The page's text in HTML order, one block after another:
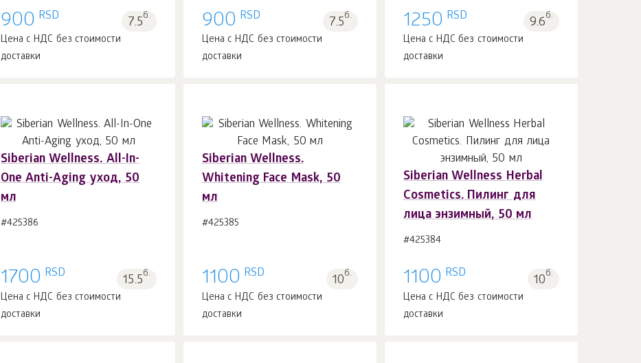
900 RSD 7.5б.
Цена с НДС без стоимости
доставки
900 RSD 7.5б.
Цена с НДС без стоимости
доставки
1250 RSD 9.6б.
Цена с НДС без стоимости
доставки
Siberian Wellness. All-In-
One Anti-Aging уход, 50
мл
#425386
1700 RSD 15.5б.
Цена с НДС без стоимости
доставки
Siberian Wellness.
Whitening Face Mask, 50
мл
#425385
1100 RSD 10б.
Цена с НДС без стоимости
доставки
Siberian Wellness Herbal
Cosmetics. Пилинг для
лица энзимный, 50 мл
#425384
1100 RSD 10б.
Цена с НДС без стоимости
доставки
В корзину 1шт.